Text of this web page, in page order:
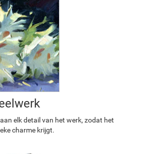
elk detail van het werk, zodat het
charme krijgt.